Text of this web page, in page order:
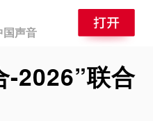
国声音
-2026”联合